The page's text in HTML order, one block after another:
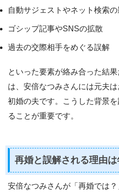
自動サジェストやネット検索
ゴシップ記事やSNSの拡散
過去の交際相手をめぐる誤解
といった要素が絡み合った結
は、安倍なつみさんには元夫
初婚の夫です。こうした背景
ることが重要です。
再婚と誤解される理由は
安倍なつみさんが「再婚では